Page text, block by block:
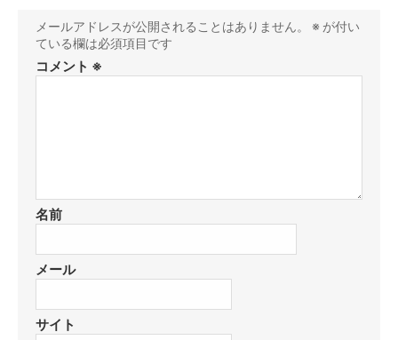
メールアドレスが公開されることはありません。 ※ が付い
ている欄は必須項目です
コメント ※
名前
メール
サイト